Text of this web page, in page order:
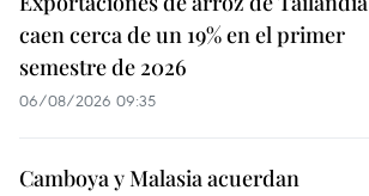
caen cerca de un 19% en el primer
semestre de 2026
06/08/2026 09:35
Camboya y Malasia acuerdan